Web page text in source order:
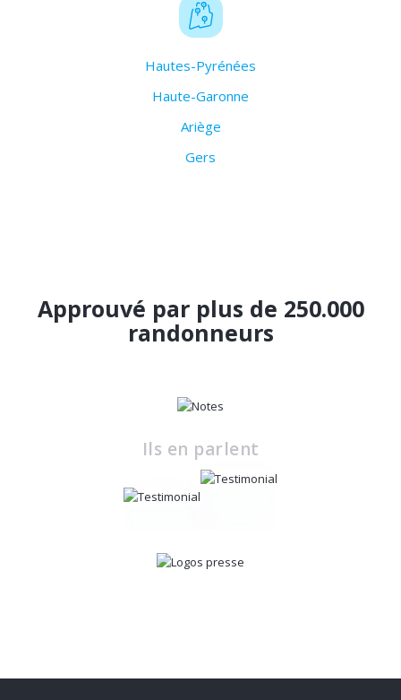
Hautes-Pyrénées
Haute-Garonne
Ariège
Gers
Approuvé par plus de 250.000
randonneurs
Ils en parlent